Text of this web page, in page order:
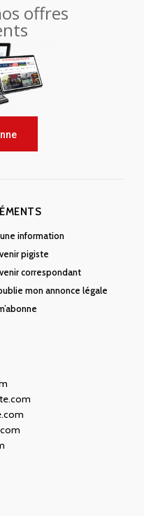
offres
une information
pigiste
correspondant
mon annonce légale